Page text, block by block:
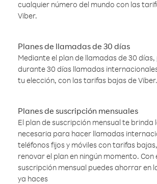
cualquier número del mundo con las
Viber.
Planes de llamadas de 30 días
Mediante el plan de llamadas de 30
durante 30 días llamadas
tu elección, con las tarifas bajas de Viber.
Planes de suscripción mensuales
El plan de suscripción mensual te brinda
necesaria para hacer llamadas
teléfonos fijos y móviles con tarifas
renovar el plan en ningún momento. Con
suscripción mensual puedes ahorrar en
ya haces